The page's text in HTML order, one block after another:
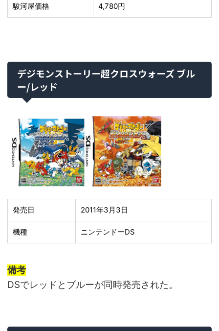
駿河屋価格 4,780円
デジモンストーリー超クロスウォーズ ブル
ー/レッド
発売日 2011年3月3日
機種 ニンテンドーDS
備考
DSでレッドとブルーが同時発売された。